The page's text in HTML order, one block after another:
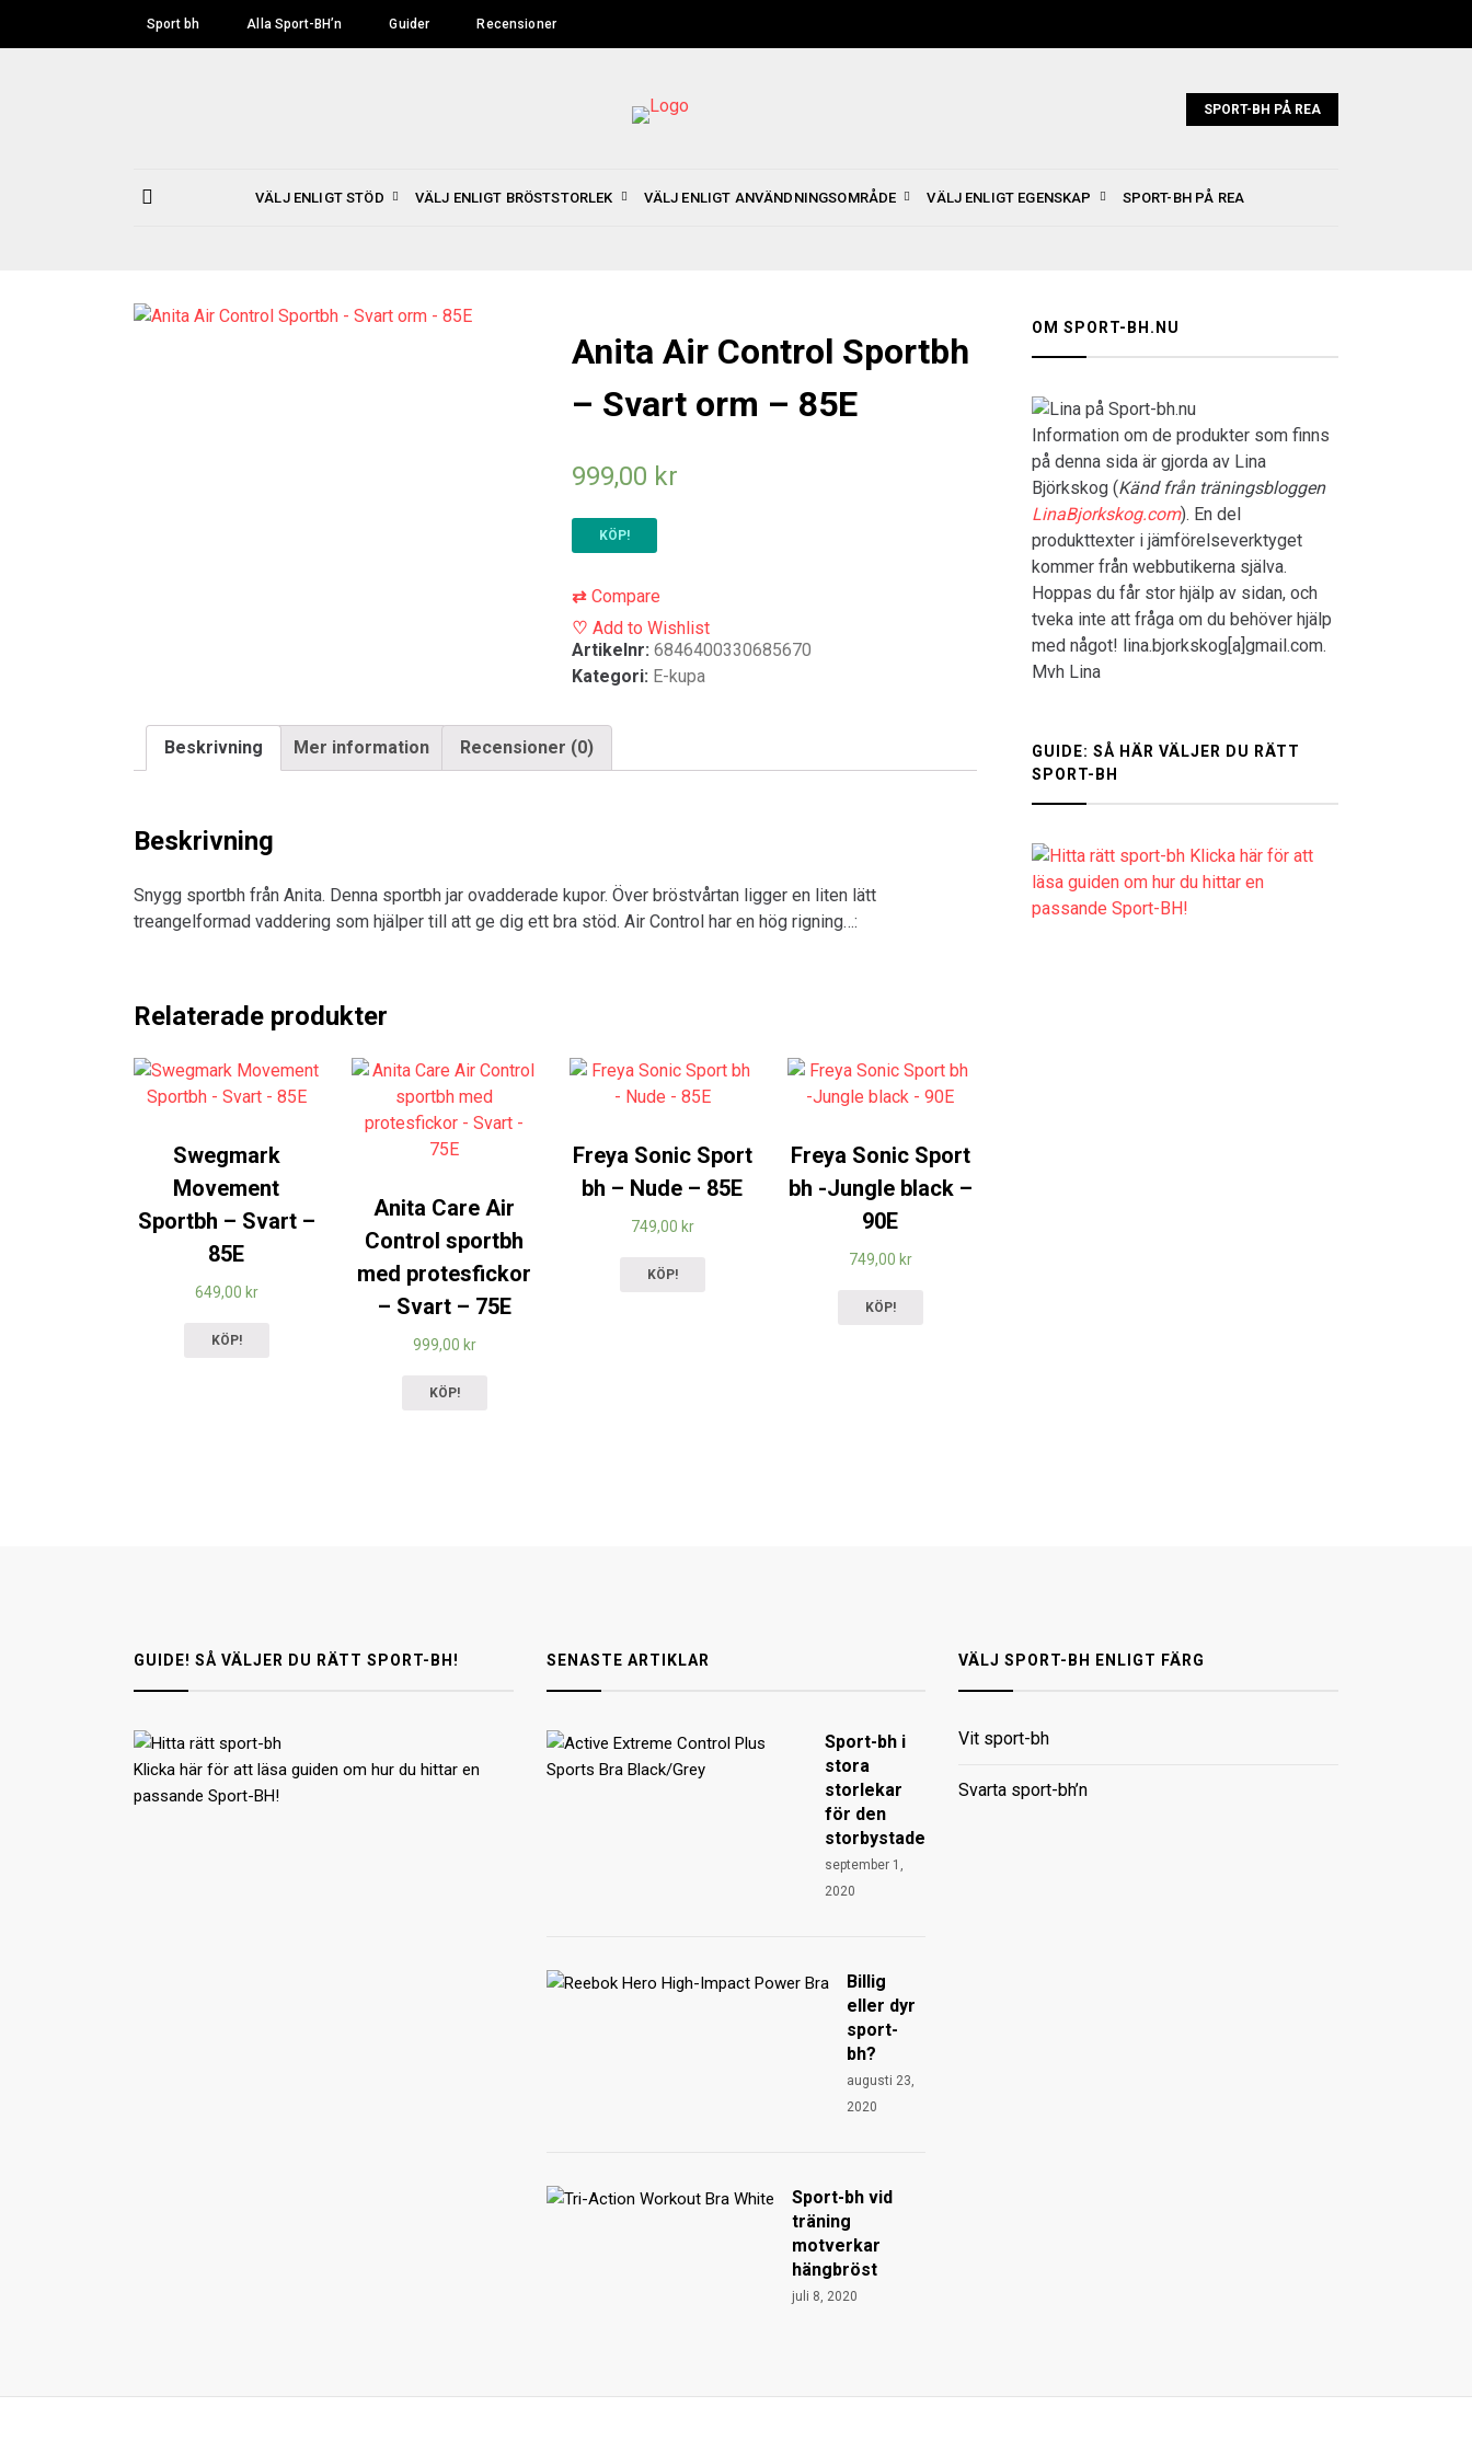
Sport bh Alla Sport-BH’n Guider Recensioner
SPORT-BH PÅ REA
VÄLJ ENLIGT STÖD VÄLJ ENLIGT BRÖSTSTORLEK VÄLJ ENLIGT ANVÄNDNINGSOMRÅDE VÄLJ ENLIGT EGENSKAP SPORT-BH PÅ REA
Anita Air Control Sportbh
– Svart orm – 85E
999,00 kr
KÖP!
⇄ Compare
♡ Add to Wishlist
Artikelnr:6846400330685670
Kategori: E-kupa
Beskrivning Mer information Recensioner (0)
Beskrivning
Snygg sportbh från Anita. Denna sportbh jar ovadderade kupor. Över bröstvårtan ligger en liten lätt
treangelformad vaddering som hjälper till att ge dig ett bra stöd. Air Control har en hög rigning…:
Relaterade produkter
Swegmark
Movement
Sportbh – Svart –
85E
649,00 kr
KÖP!
Anita Care Air
Control sportbh
med protesfickor
– Svart – 75E
999,00 kr
KÖP!
Freya Sonic Sport
bh – Nude – 85E
749,00 kr
KÖP!
Freya Sonic Sport
bh -Jungle black –
90E
749,00 kr
KÖP!
OM SPORT-BH.NU
Information om de produkter som finns
på denna sida är gjorda av Lina
Björkskog (Känd från träningsbloggen
LinaBjorkskog.com). En del
produkttexter i jämförelseverktyget
kommer från webbutikerna själva.
Hoppas du får stor hjälp av sidan, och
tveka inte att fråga om du behöver hjälp
med något! lina.bjorkskog[a]gmail.com.
Mvh Lina
GUIDE: SÅ HÄR VÄLJER DU RÄTT
SPORT-BH
Klicka här för att
läsa guiden om hur du hittar en
passande Sport-BH!
GUIDE! SÅ VÄLJER DU RÄTT SPORT-BH!
Klicka här för att läsa guiden om hur du hittar en
passande Sport-BH!
SENASTE ARTIKLAR
Sport-bh i
stora
storlekar
för den
storbystade
september 1,
2020
Billig
eller dyr
sport-
bh?
augusti 23,
2020
Sport-bh vid
träning
motverkar
hängbröst
juli 8, 2020
VÄLJ SPORT-BH ENLIGT FÄRG
Vit sport-bh
Svarta sport-bh’n